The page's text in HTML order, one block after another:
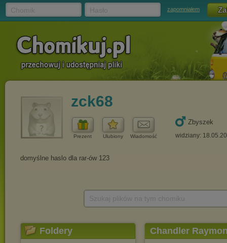
zapomniałem
zck68
Prezent Ulubiony Wiadomość
Zbyszek
widziany:
Foldery Chandler